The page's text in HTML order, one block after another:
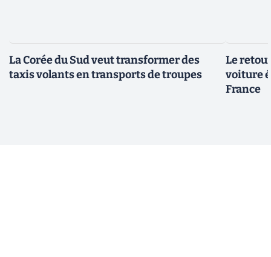
La Corée du Sud veut transformer des
taxis volants en transports de troupes
Le
voiture
France